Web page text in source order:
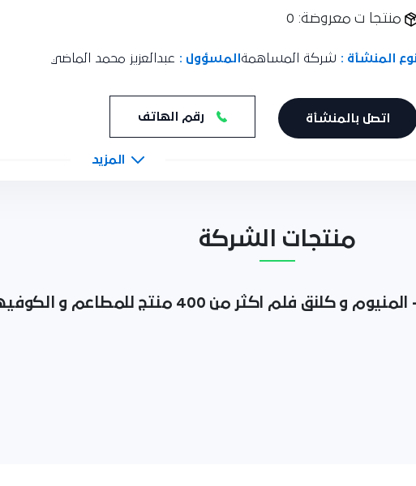
منتجا ت معروضة: 0
المنشأة : شركة المساهمة المسؤول : عبدالعزيز محمد الماضي
اتصل بالمنشأة رقم الهاتف
المزيد
منتجات الشركة
للمطاعم و الكوفيهات و كل محتويات الاغذية